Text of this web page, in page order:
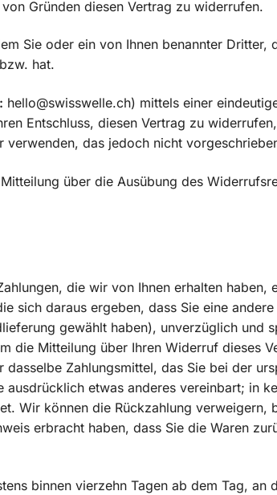
Gründen diesen Vertrag zu widerrufen.
Sie oder ein von Ihnen benannter Dritter,
hat.
hello@swisswelle.ch) mittels einer
Entschluss, diesen Vertrag zu
das jedoch nicht
über die Ausübung des
die wir von Ihnen erhalten haben,
sich daraus ergeben, dass Sie eine
gewählt haben), unverzüglich und
die Mitteilung über Ihren Widerruf dieses
Zahlungsmittel, das Sie bei der
etwas anderes vereinbart; in
Wir können die Rückzahlung verweigern,
erbracht haben, dass Sie die Waren
binnen vierzehn Tagen ab dem Tag, an